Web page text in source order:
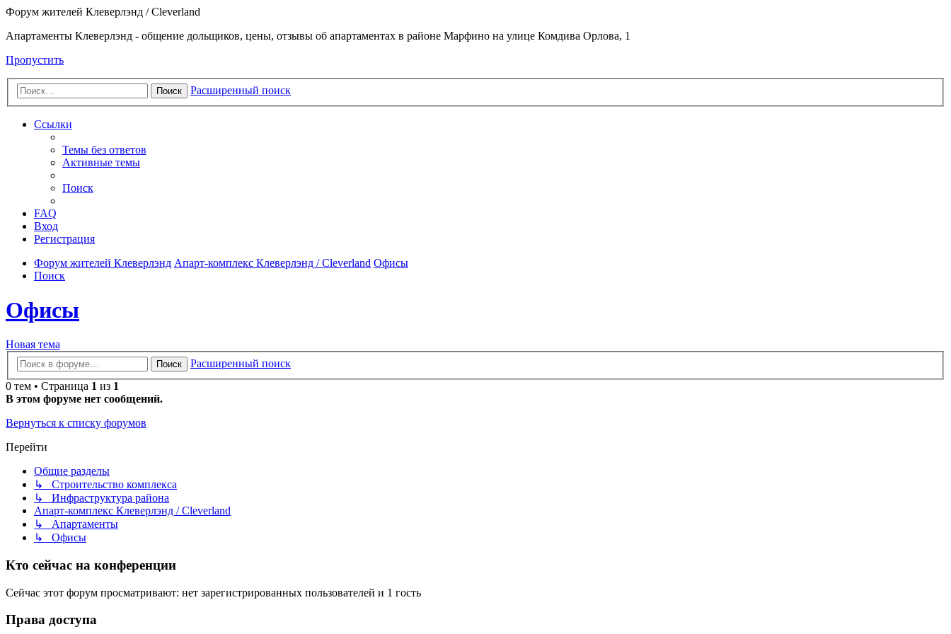
Форум жителей Клеверлэнд / Cleverland
Апартаменты Клеверлэнд - общение дольщиков, цены, отзывы об апартаментах в районе Марфино на улице Комдива Орлова, 1
Пропустить
Поиск Расширенный поиск
Ссылки
Темы без ответов
Активные темы
Поиск
FAQ
Вход
Регистрация
Форум жителей Клеверлэнд Апарт-комплекс Клеверлэнд / Cleverland Офисы
Поиск
Офисы
Новая тема
Поиск
Расширенный поиск
0 тем • Страница 1 из 1
В этом форуме нет сообщений.
Вернуться к списку форумов
Перейти
Общие разделы
↳ Строительство комплекса
↳ Инфраструктура района
Апарт-комплекс Клеверлэнд / Cleverland
↳ Апартаменты
↳ Офисы
Кто сейчас на конференции
Сейчас этот форум просматривают: нет зарегистрированных пользователей и 1 гость
Права доступа